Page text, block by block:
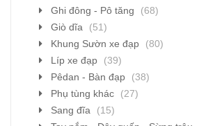
Ghi đông - Pô tăng
(68)
Giò dĩa
(51)
Khung Sườn xe đạp
(80)
Líp xe đạp
(39)
Pêdan - Bàn đạp
(38)
Phụ tùng khác
(27)
Sang đĩa
(15)